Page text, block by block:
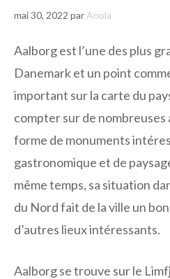
mai 30, 2022 par Anola
Aalborg est l’une des plus
Danemark et un point
important sur la carte du
compter sur de
forme de monuments
gastronomique et de
même temps, sa situation
du Nord fait de la ville un
d’autres lieux intéressants.
Aalborg se trouve sur le